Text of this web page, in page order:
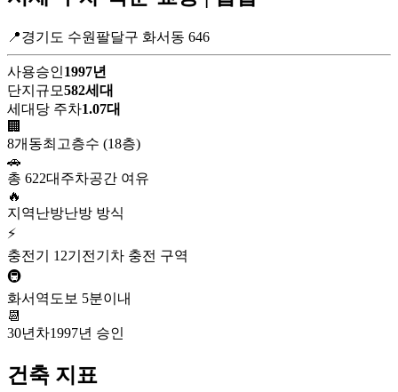
📍경기도 수원팔달구 화서동 646
사용승인1997년
단지규모582세대
세대당 주차1.07대
🏢
8개동최고층수 (18층)
🚗
총 622대 주차공간 여유
🔥
지역난방난방 방식
⚡
충전기 12기 전기차 충전 구역
🚇
화서역 도보 5분이내
📆
30년차1997년 승인
건축 지표